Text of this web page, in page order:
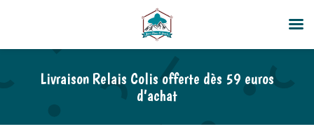
Livraison Relais Colis offerte dès 59 euros
d’achat